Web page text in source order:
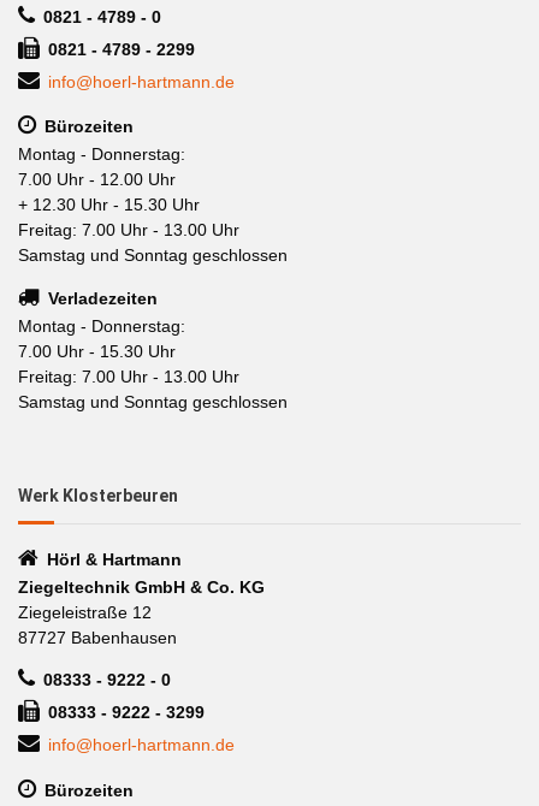
0821 - 4789 - 0
0821 - 4789 - 2299
info@hoerl-hartmann.de
Bürozeiten
Montag - Donnerstag:
7.00 Uhr - 12.00 Uhr
+ 12.30 Uhr - 15.30 Uhr
Freitag: 7.00 Uhr - 13.00 Uhr
Samstag und Sonntag geschlossen
Verladezeiten
Montag - Donnerstag:
7.00 Uhr - 15.30 Uhr
Freitag: 7.00 Uhr - 13.00 Uhr
Samstag und Sonntag geschlossen
Werk Klosterbeuren
Hörl & Hartmann
Ziegeltechnik GmbH & Co. KG
Ziegeleistraße 12
87727 Babenhausen
08333 - 9222 - 0
08333 - 9222 - 3299
info@hoerl-hartmann.de
Bürozeiten